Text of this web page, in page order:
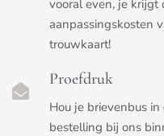
vooral even, je krijgt
aanpassingskosten
trouwkaart!
Proefdruk
Hou je brievenbus
bestelling bij ons